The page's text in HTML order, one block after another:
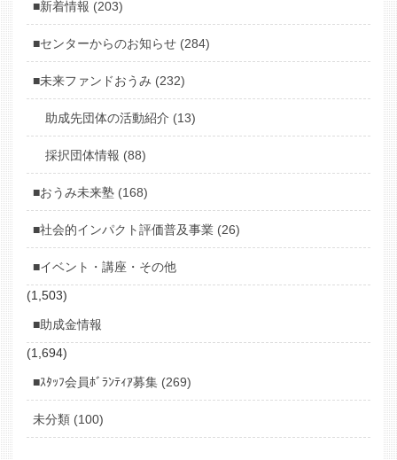
■新着情報 (203)
■センターからのお知らせ (284)
■未来ファンドおうみ (232)
助成先団体の活動紹介 (13)
採択団体情報 (88)
■おうみ未来塾 (168)
■社会的インパクト評価普及事業 (26)
■イベント・講座・その他
(1,503)
■助成金情報
(1,694)
■ｽﾀｯﾌ会員ﾎﾞﾗﾝﾃｨｱ募集 (269)
未分類 (100)